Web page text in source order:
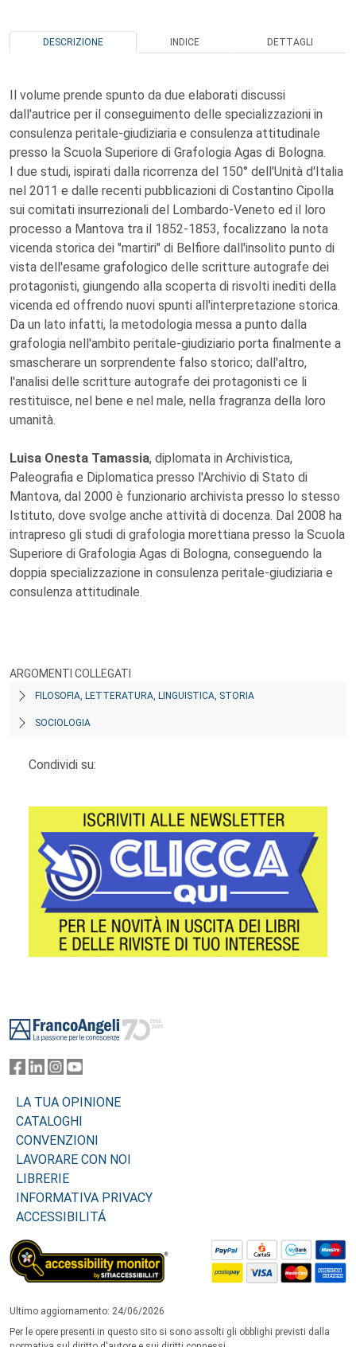
DESCRIZIONE INDICE DETTAGLI
Il volume prende spunto da due elaborati discussi
dall'autrice per il conseguimento delle specializzazioni in
consulenza peritale-giudiziaria e consulenza attitudinale
presso la Scuola Superiore di Grafologia Agas di Bologna.
I due studi, ispirati dalla ricorrenza del 150° dell'Unità d'Italia
nel 2011 e dalle recenti pubblicazioni di Costantino Cipolla
sui comitati insurrezionali del Lombardo-Veneto ed il loro
processo a Mantova tra il 1852-1853, focalizzano la nota
vicenda storica dei "martiri" di Belfiore dall'insolito punto di
vista dell'esame grafologico delle scritture autografe dei
protagonisti, giungendo alla scoperta di risvolti inediti della
vicenda ed offrendo nuovi spunti all'interpretazione storica.
Da un lato infatti, la metodologia messa a punto dalla
grafologia nell'ambito peritale-giudiziario porta finalmente a
smascherare un sorprendente falso storico; dall'altro,
l'analisi delle scritture autografe dei protagonisti ce li
restituisce, nel bene e nel male, nella fragranza della loro
umanità.
Luisa Onesta Tamassia, diplomata in Archivistica,
Paleografia e Diplomatica presso l'Archivio di Stato di
Mantova, dal 2000 è funzionario archivista presso lo stesso
Istituto, dove svolge anche attività di docenza. Dal 2008 ha
intrapreso gli studi di grafologia morettiana presso la Scuola
Superiore di Grafologia Agas di Bologna, conseguendo la
doppia specializzazione in consulenza peritale-giudiziaria e
consulenza attitudinale.
ARGOMENTI COLLEGATI
FILOSOFIA, LETTERATURA, LINGUISTICA, STORIA
SOCIOLOGIA
Condividi su:
LA TUA OPINIONE
CATALOGHI
CONVENZIONI
LAVORARE CON NOI
LIBRERIE
INFORMATIVA PRIVACY
ACCESSIBILITÁ
Ultimo aggiornamento: 24/06/2026
Per le opere presenti in questo sito si sono assolti gli obblighi previsti dalla